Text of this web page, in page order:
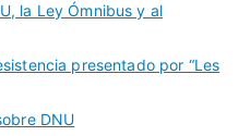
la Ley Ómnibus y al
presentado por “Les
DNU